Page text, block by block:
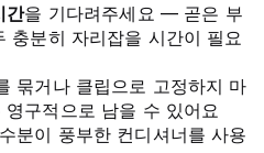
간을 기다려주세요 — 곧은 부
충분히 자리잡을 시간이 필요
묶거나 클립으로 고정하지 마
구적으로 남을 수 있어요
분이 풍부한 컨디셔너를 사용